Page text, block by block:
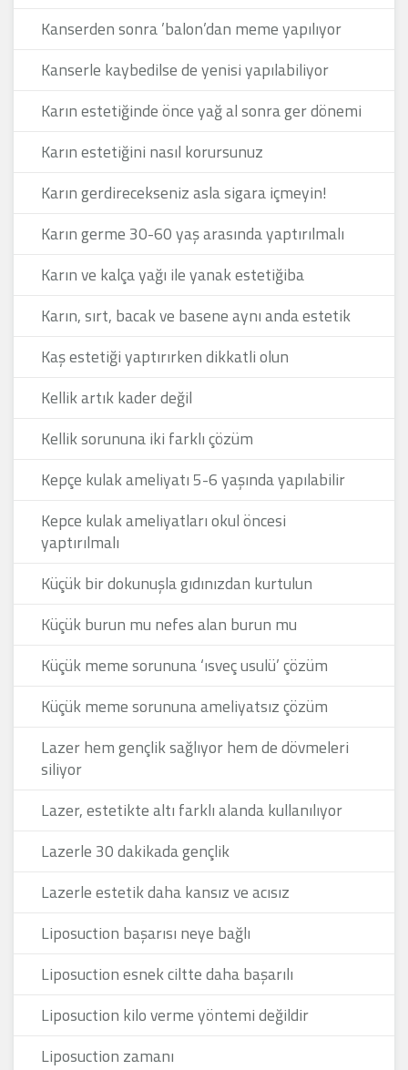
Kanserden sonra ’balon’dan meme yapılıyor
Kanserle kaybedilse de yenisi yapılabiliyor
Karın estetiğinde önce yağ al sonra ger dönemi
Karın estetiğini nasıl korursunuz
Karın gerdirecekseniz asla sigara içmeyin!
Karın germe 30-60 yaş arasında yaptırılmalı
Karın ve kalça yağı ile yanak estetiğiba
Karın, sırt, bacak ve basene aynı anda estetik
Kaş estetiği yaptırırken dikkatli olun
Kellik artık kader değil
Kellik sorununa iki farklı çözüm
Kepçe kulak ameliyatı 5-6 yaşında yapılabilir
Kepce kulak ameliyatları okul öncesi
yaptırılmalı
Küçük bir dokunuşla gıdınızdan kurtulun
Küçük burun mu nefes alan burun mu
Küçük meme sorununa ‘ısveç usulü’ çözüm
Küçük meme sorununa ameliyatsız çözüm
Lazer hem gençlik sağlıyor hem de dövmeleri
siliyor
Lazer, estetikte altı farklı alanda kullanılıyor
Lazerle 30 dakikada gençlik
Lazerle estetik daha kansız ve acısız
Liposuction başarısı neye bağlı
Liposuction esnek ciltte daha başarılı
Liposuction kilo verme yöntemi değildir
Liposuction zamanı